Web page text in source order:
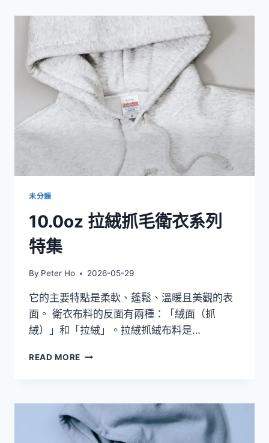
系
未分類
10.0oz 拉絨抓毛衛衣系列
特集
By Peter Ho 2026-05-29
它的主要特點是柔軟、蓬鬆、溫暖且美觀的表
面。 衛衣布料的反面有兩種：「絨面（抓
絨）」和「拉絨」。拉絨抓絨布料是…
READ MORE 10.0OZ
毛
衣